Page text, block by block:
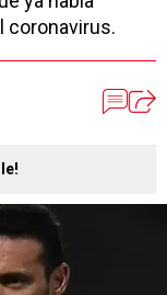
coronavirus.